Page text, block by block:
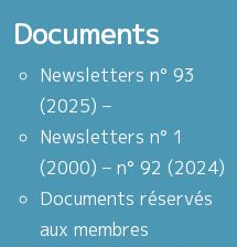
Documents
Newsletters n° 93
(2025) –
Newsletters n° 1
(2000) – n° 92 (2024)
Documents réservés
aux membres